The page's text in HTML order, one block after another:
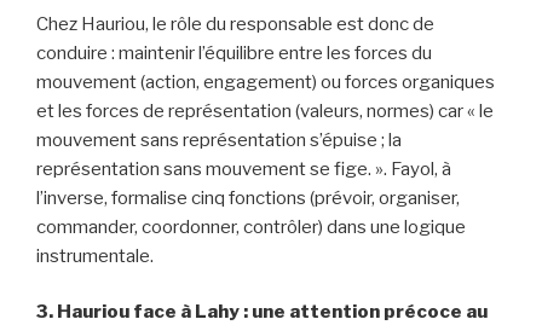
Chez Hauriou, le rôle du responsable est donc de
conduire : maintenir l’équilibre entre les forces du
mouvement (action, engagement) ou forces organiques
et les forces de représentation (valeurs, normes) car « le
mouvement sans représentation s’épuise ; la
représentation sans mouvement se fige. ». Fayol, à
l’inverse, formalise cinq fonctions (prévoir, organiser,
commander, coordonner, contrôler) dans une logique
instrumentale.
3. Hauriou face à Lahy : une attention précoce au